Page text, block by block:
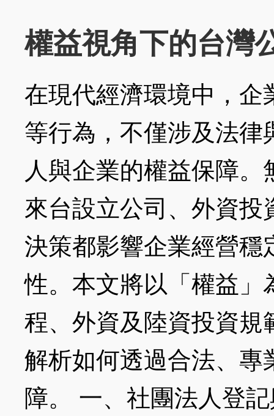
權益視角下的台灣
在現代經濟環境中，企
等行為，不僅涉及法律
人與企業的權益保障
來台設立公司、外資
決策都影響企業經營穩
性。本文將以「權益」
程、外資及陸資投資規
解析如何透過合法、專
障。 一、社團法人登